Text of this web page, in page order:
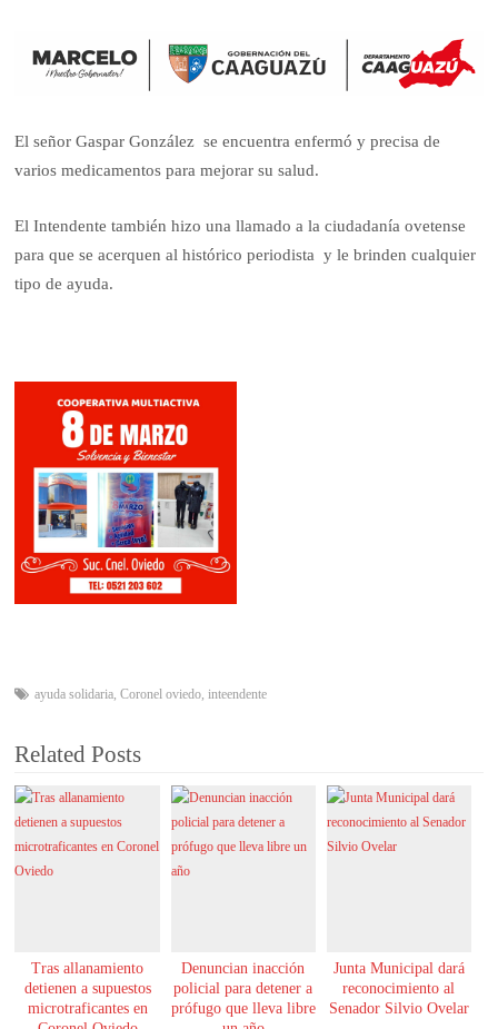
El señor Gaspar González se encuentra enfermó y precisa de
varios medicamentos para mejorar su salud.
El Intendente también hizo una llamado a la ciudadanía ovetense
para que se acerquen al histórico periodista y le brinden cualquier
tipo de ayuda.
ayuda solidaria,Coronel oviedo,inteendente
Related Posts
Tras allanamiento
detienen a supuestos
microtraficantes en
Denuncian inacción
policial para detener a
prófugo que lleva libre
Junta Municipal dará
reconocimiento al
Senador Silvio Ovelar